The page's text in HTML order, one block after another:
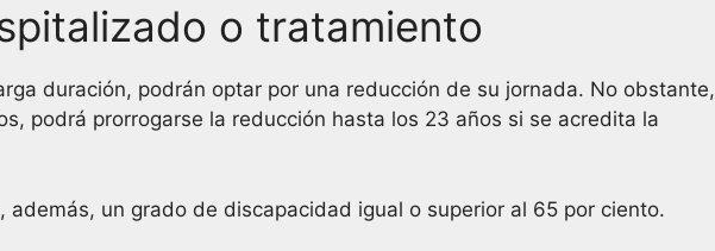
o tratamiento
duración, podrán optar por una reducción de su jornada. No obstante,
podrá prorrogarse la reducción hasta los 23 años si se acredita la
un grado de discapacidad igual o superior al 65 por ciento.